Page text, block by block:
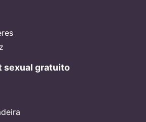
sexual gratuito